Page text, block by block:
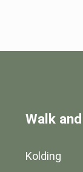
Walk
Kolding